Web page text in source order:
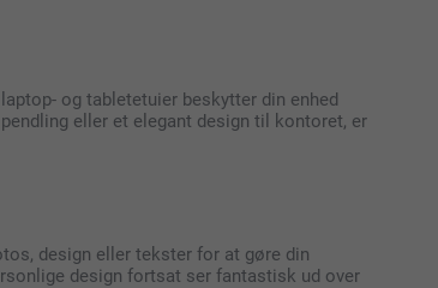
og tabletetuier beskytter din enhed
eller et elegant design til kontoret, er
design eller tekster for at gøre din
design fortsat ser fantastisk ud over